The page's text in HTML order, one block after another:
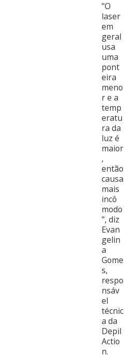
"O
laser
em
geral
usa
uma
pont
eira
meno
r e a
temp
eratu
ra da
luz é
maior
,
então
causa
mais
incô
modo
", diz
Evan
gelin
a
Gome
s,
respo
nsáv
el
técnic
a da
Depil
Actio
n.